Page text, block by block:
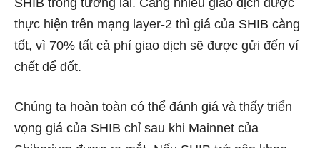
thực hiện trên mạng layer-2 thì giá của SHIB càng
tốt, vì 70% tất cả phí giao dịch sẽ được gửi đến ví
chết để đốt.
Chúng ta hoàn toàn có thể đánh giá và thấy triển
vọng giá của SHIB chỉ sau khi Mainnet của